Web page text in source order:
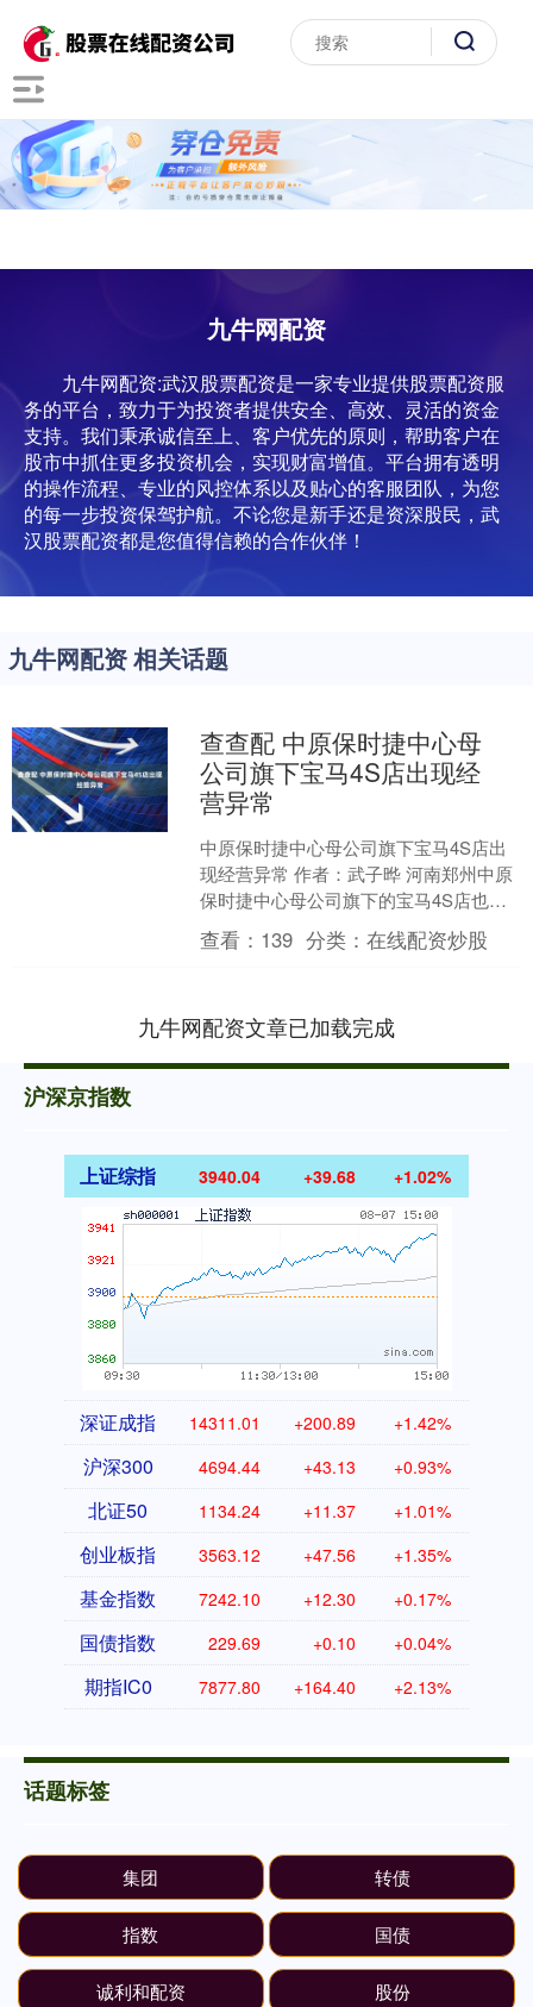
九牛网配资
九牛网配资:武汉股票配资是一家专业提供股票配资服
务的平台，致力于为投资者提供安全、高效、灵活的资金
支持。我们秉承诚信至上、客户优先的原则，帮助客户在
股市中抓住更多投资机会，实现财富增值。平台拥有透明
的操作流程、专业的风控体系以及贴心的客服团队，为您
的每一步投资保驾护航。不论您是新手还是资深股民，武
汉股票配资都是您值得信赖的合作伙伴！
九牛网配资 相关话题
查查配 中原保时捷中心母
公司旗下宝马4S店出现经
营异常
中原保时捷中心母公司旗下宝马4S店出
现经营异常 作者：武子晔 河南郑州中原
保时捷中心母公司旗下的宝马4S店也出
现了经营异常的情况。 公开资料显示，
郑州中原保时捷....
查看： 139 分类：在线配资炒股
九牛网配资文章已加载完成
沪深京指数
上证综指 3940.04 +39.68 +1.02%
深证成指 14311.01 +200.89 +1.42%
沪深300 4694.44 +43.13 +0.93%
北证50 1134.24 +11.37 +1.01%
创业板指 3563.12 +47.56 +1.35%
基金指数 7242.10 +12.30 +0.17%
国债指数 229.69 +0.10 +0.04%
期指IC0 7877.80 +164.40 +2.13%
话题标签
集团 转债
指数 国债
诚利和配资 股份